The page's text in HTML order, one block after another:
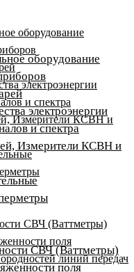
оборудование
электроэнергии
и спектра
Измерители КСВН и
СВЧ (Ваттметры)
поля
линий передач
оборудование
электроэнергии
и спектра
Измерители КСВН и
СВЧ (Ваттметры)
поля